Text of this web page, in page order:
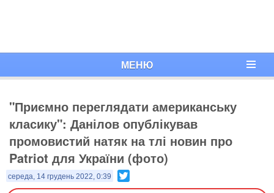
МЕНЮ
"Приємно переглядати американську
класику": Данілов опублікував
промовистий натяк на тлі новин про
Patriot для України (фото)
середа, 14 грудень 2022, 0:39